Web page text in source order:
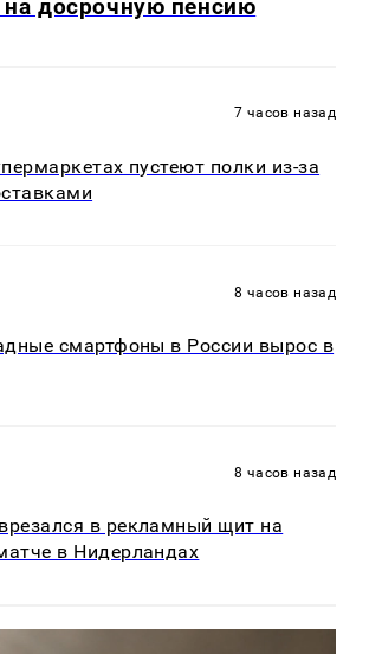
на досрочную пенсию
7 часов назад
пустеют полки из-за
8 часов назад
смартфоны в России вырос в
8 часов назад
в рекламный щит на
в Нидерландах